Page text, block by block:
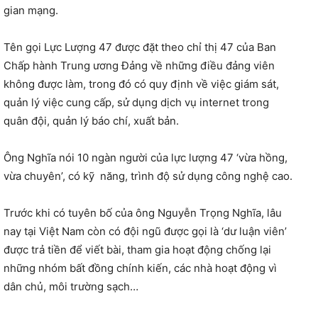
gian mạng.
Tên gọi Lực Lượng 47 được đặt theo chỉ thị 47 của Ban
Chấp hành Trung ương Đảng về những điều đảng viên
không được làm, trong đó có quy định về việc giám sát,
quản lý việc cung cấp, sử dụng dịch vụ internet trong
quân đội, quản lý báo chí, xuất bản.
Ông Nghĩa nói 10 ngàn người của lực lượng 47 ‘vừa hồng,
vừa chuyên’, có kỹ năng, trình độ sử dụng công nghệ cao.
Trước khi có tuyên bố của ông Nguyễn Trọng Nghĩa, lâu
nay tại Việt Nam còn có đội ngũ được gọi là ‘dư luận viên’
được trả tiền để viết bài, tham gia hoạt động chống lại
những nhóm bất đồng chính kiến, các nhà hoạt động vì
dân chủ, môi trường sạch…